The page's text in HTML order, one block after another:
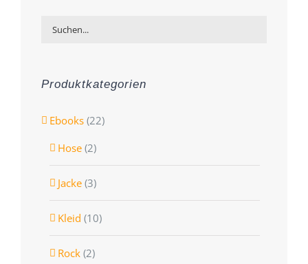
Produktkategorien
Ebooks (22)
Hose (2)
Jacke (3)
Kleid (10)
Rock (2)